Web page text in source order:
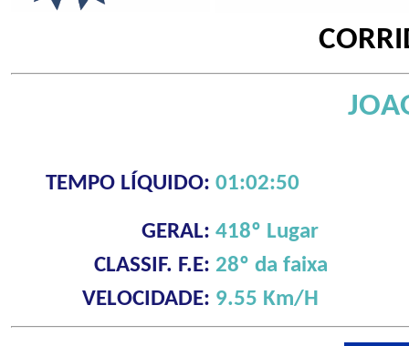
TEMPO LÍQUIDO: 01:02:50
GERAL: 418º Lugar
CLASSIF. F.E: 28º da faixa
VELOCIDADE: 9.55 Km/H